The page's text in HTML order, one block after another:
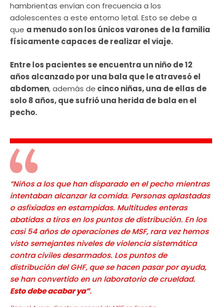
hambrientas envían con frecuencia a los
adolescentes a este entorno letal. Esto se debe a
que a menudo son los únicos varones de la familia
físicamente capaces de realizar el viaje.
Entre los pacientes se encuentra un niño de 12
años alcanzado por una bala que le atravesó el
abdomen, además de cinco niñas, una de ellas de
solo 8 años, que sufrió una herida de bala en el
pecho.
“Niños a los que han disparado en el pecho mientras
intentaban alcanzar la comida. Personas aplastadas
o asfixiadas en estampidas. Multitudes enteras
abatidas a tiros en los puntos de distribución. En los
casi 54 años de operaciones de MSF, rara vez hemos
visto semejantes niveles de violencia sistemática
contra civiles desarmados. Los puntos de
distribución del GHF, que se hacen pasar por ayuda,
se han convertido en un laboratorio de crueldad.
Esto debe acabar ya”.